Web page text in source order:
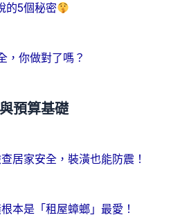
的5個秘密
，你做對了嗎？
預算基礎
居家安全，裝潢也能防震！
本是「租屋蟑螂」最愛！